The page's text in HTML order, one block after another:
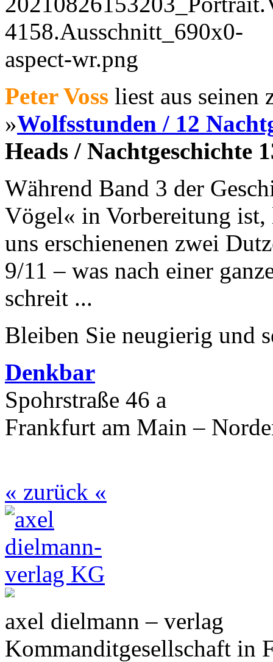
Peter Voss liest aus seinen
»Wolfsstunden / 12
Heads / Nachtgeschichte
Während Band 3 der
Vögel« in Vorbereitung ist,
uns erschienenen zwei
9/11 – was nach einer
schreit ...
Bleiben Sie neugierig und
Denkbar
Spohrstraße 46 a
Frankfurt am Main –
« zurück «
axel dielmann – verlag
Kommanditgesellschaft in